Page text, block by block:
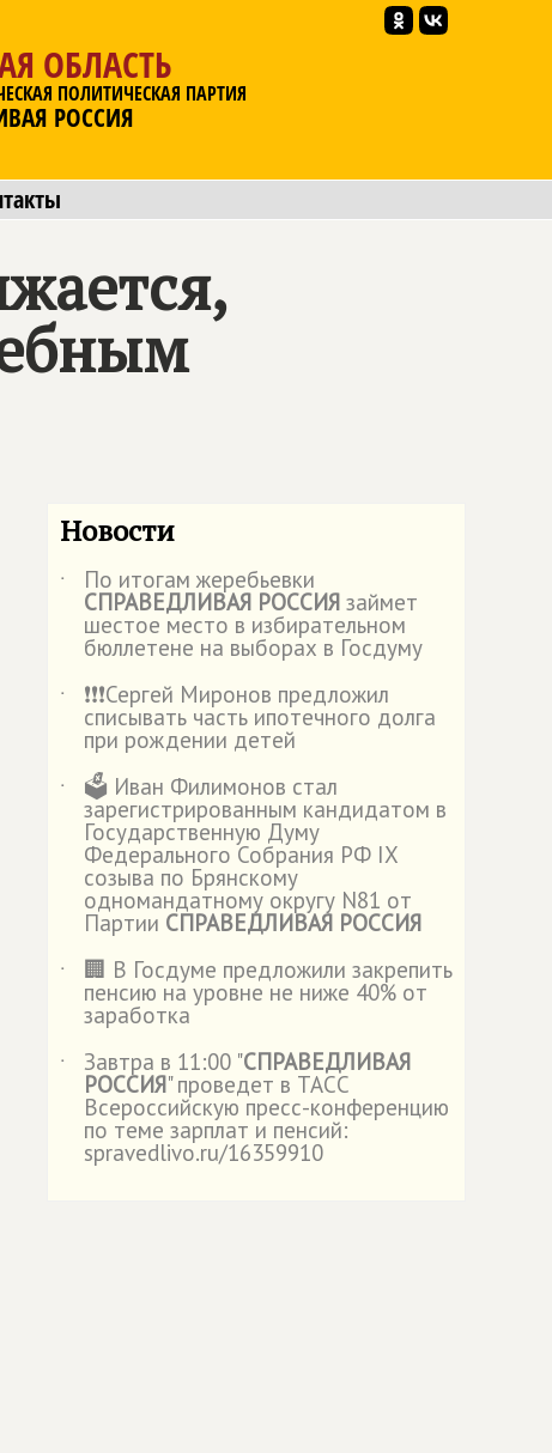
ОБЛАСТЬ
ПОЛИТИЧЕСКАЯ ПАРТИЯ
РОССИЯ
Новости
˙ По итогам жеребьевки
СПРАВЕДЛИВАЯ РОССИЯ займет
шестое место в избирательном
бюллетене на выборах в Госдуму
˙
❗️❗️❗️Сергей Миронов предложил
списывать часть ипотечного долга
при рождении детей
˙
🗳️ Иван Филимонов стал
зарегистрированным кандидатом в
Государственную Думу
Федерального Собрания РФ IX
созыва по Брянскому
одномандатному округу N81 от
Партии СПРАВЕДЛИВАЯ РОССИЯ
˙
🏢 В Госдуме предложили закрепить
пенсию на уровне не ниже 40% от
заработка
˙
Завтра в 11:00 "СПРАВЕДЛИВАЯ
РОССИЯ" проведет в ТАСС
Всероссийскую пресс-конференцию
по теме зарплат и пенсий:
spravedlivo.ru/16359910